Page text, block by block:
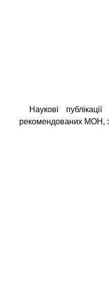
Наукові
рекомендованих МОН,